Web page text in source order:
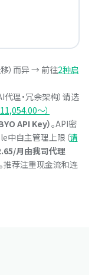
）而异 → 前往2种启
理·冗余架构）请选
〜）
API Key）。API密
自主管理上限（请
月由我司代理
推荐注重现金流和连